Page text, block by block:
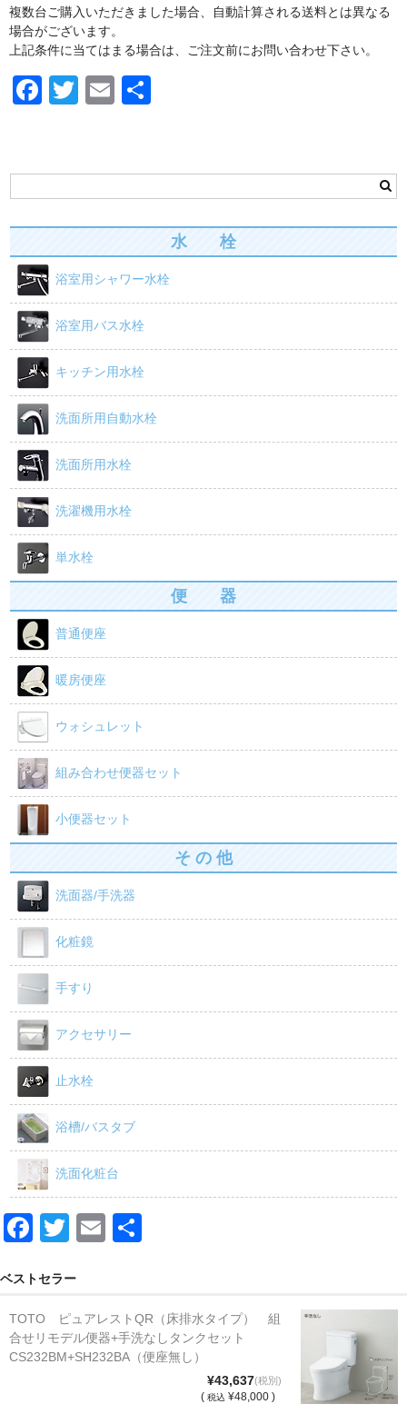
複数台ご購入いただきました場合、自動計算される送料とは異なる
場合がございます。
上記条件に当てはまる場合は、ご注文前にお問い合わせ下さい。
F
e
b
o
o
k
T
er
E
水 栓
浴室用シャワー水栓
浴室用バス水栓
キッチン用水栓
洗面所用自動水栓
洗面所用水栓
洗濯機用水栓
単水栓
便 器
普通便座
暖房便座
ウォシュレット
組み合わせ便器セット
小便器セット
そ の 他
洗面器/手洗器
化粧鏡
手すり
アクセサリー
止水栓
浴槽/バスタブ
洗面化粧台
F
c
e
b
T
tt
er
E
ベストセラー
TOTO ピュアレストQR（床排水タイプ） 組
合せリモデル便器+手洗なしタンクセット
CS232BM+SH232BA（便座無し）
¥43,637(税別)
( 税込 ¥48,000 )